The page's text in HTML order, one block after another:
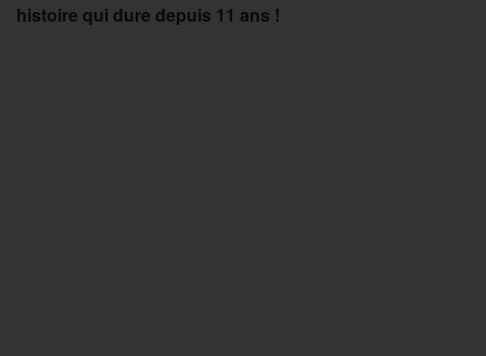
histoire qui dure depuis 11 ans !